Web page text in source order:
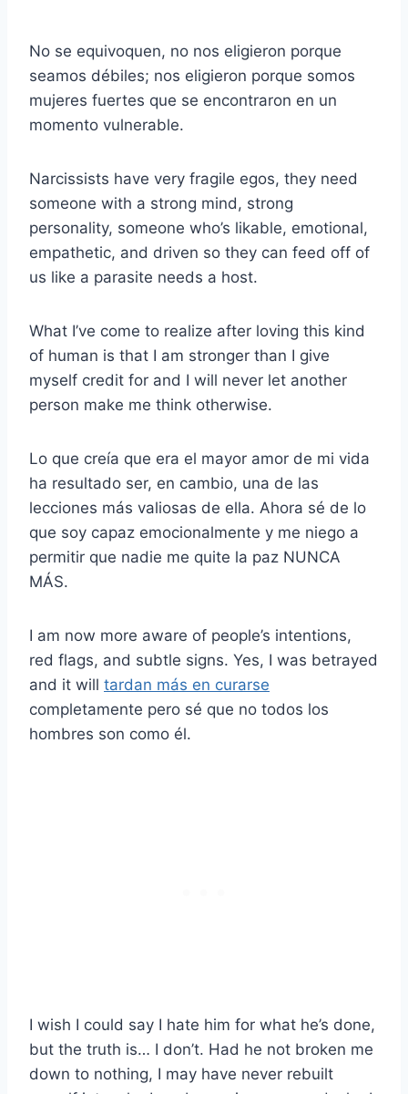
No se equivoquen, no nos eligieron porque
seamos débiles; nos eligieron porque somos
mujeres fuertes que se encontraron en un
momento vulnerable.
Narcissists have very fragile egos, they need
someone with a strong mind, strong
personality, someone who’s likable, emotional,
empathetic, and driven so they can feed off of
us like a parasite needs a host.
What I’ve come to realize after loving this kind
of human is that I am stronger than I give
myself credit for and I will never let another
person make me think otherwise.
Lo que creía que era el mayor amor de mi vida
ha resultado ser, en cambio, una de las
lecciones más valiosas de ella. Ahora sé de lo
que soy capaz emocionalmente y me niego a
permitir que nadie me quite la paz NUNCA
MÁS.
I am now more aware of people’s intentions,
red flags, and subtle signs. Yes, I was betrayed
and it will tardan más en curarse
completamente pero sé que no todos los
hombres son como él.
I wish I could say I hate him for what he’s done,
but the truth is… I don’t. Had he not broken me
down to nothing, I may have never rebuilt